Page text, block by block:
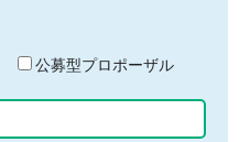
公募型プロポーザル